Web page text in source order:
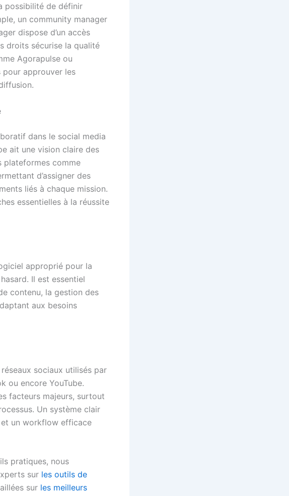
possibilité de définir
un community manager
dispose d’un accès
droits sécurise la qualité
Agorapulse ou
approuver les
dans le social media
ait une vision claire des
plateformes comme
d’assigner des
liés à chaque mission.
essentielles à la réussite
approprié pour la
Il est essentiel
contenu, la gestion des
aux besoins
sociaux utilisés par
ou encore YouTube.
facteurs majeurs, surtout
Un système clair
un workflow efficace
pratiques, nous
sur les outils de
sur les meilleurs